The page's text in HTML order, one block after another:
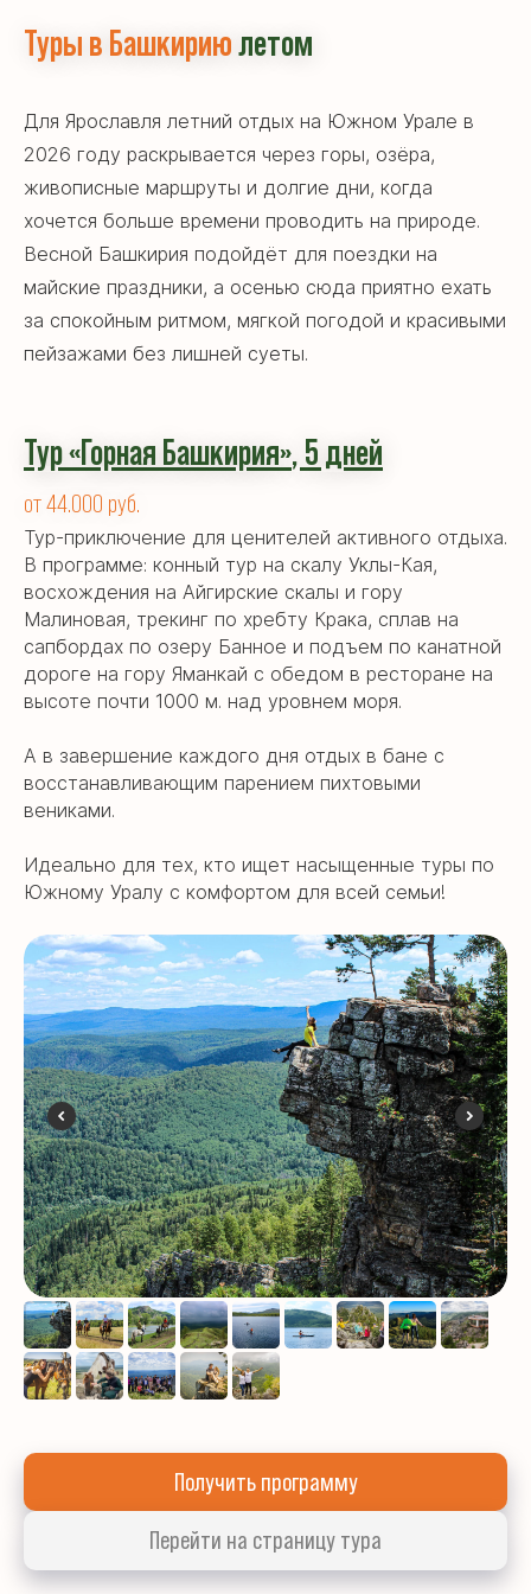
Туры в Башкириюлетом
Для Ярославля летний отдых на Южном Урале в
2026 году раскрывается через горы, озёра,
живописные маршруты и долгие дни, когда
хочется больше времени проводить на природе.
Весной Башкирия подойдёт для поездки на
майские праздники, а осенью сюда приятно ехать
за спокойным ритмом, мягкой погодой и красивыми
пейзажами без лишней суеты.
Тур «Горная Башкирия», 5 дней
от 44.000 руб.
Тур-приключение для ценителей активного отдыха.
В программе: конный тур на скалу Уклы-Кая,
восхождения на Айгирские скалы и гору
Малиновая, трекинг по хребту Крака, сплав на
сапбордах по озеру Банное и подъем по канатной
дороге на гору Яманкай с обедом в ресторане на
высоте почти 1000 м. над уровнем моря.
А в завершение каждого дня отдых в бане с
восстанавливающим парением пихтовыми
вениками.
Идеально для тех, кто ищет насыщенные туры по
Южному Уралу с комфортом для всей семьи!
Получить программу
Перейти на страницу тура